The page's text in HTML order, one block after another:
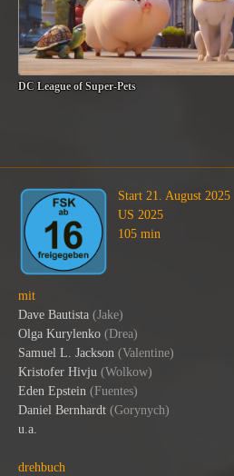
DC League of Super-Pets
Start 21. August 2025
US 2025
105 min
mit
Dave Bautista (Jake)
Olga Kurylenko (Drea)
Samuel L. Jackson (Valentine)
Kristofer Hivju (Wolkow)
Eden Epstein (Fuentes)
Daniel Bernhardt (Gorynych)
u.a.
drehbuch